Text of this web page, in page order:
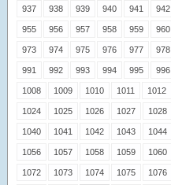
937 938 939 940 941 942
955 956 957 958 959 960
973 974 975 976 977 978
991 992 993 994 995 996
1008 1009 1010 1011 1012
1024 1025 1026 1027 1028
1040 1041 1042 1043 1044
1056 1057 1058 1059 1060
1072 1073 1074 1075 1076